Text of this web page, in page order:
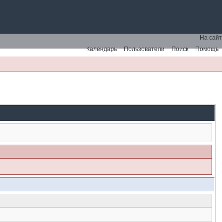
На сайт
Помощь
Поиск
Пользователи
Календарь